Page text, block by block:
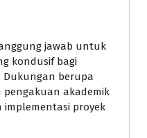
jawab untuk
kondusif bagi
Dukungan berupa
pengakuan akademik
implementasi proyek